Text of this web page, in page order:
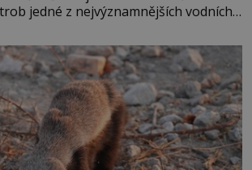
jedné z nejvýznamnějších vodních
den zakončit poznáváním památek ve
nebo v termálním